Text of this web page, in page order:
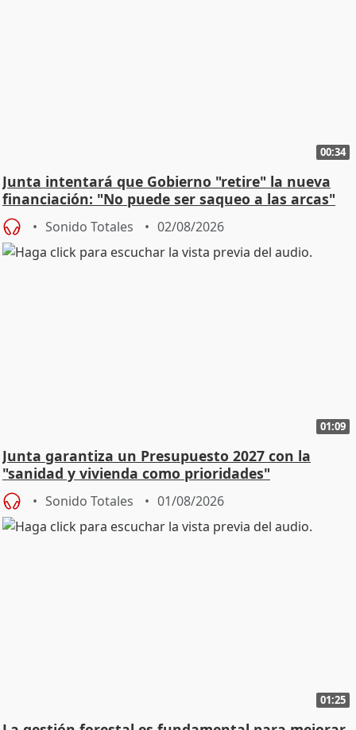
00:34
Junta intentará que Gobierno "retire" la nueva
financiación: "No puede ser saqueo a las arcas"
Sonido Totales 02/08/2026
01:09
Junta garantiza un Presupuesto 2027 con la
"sanidad y vivienda como prioridades"
Sonido Totales 01/08/2026
01:25